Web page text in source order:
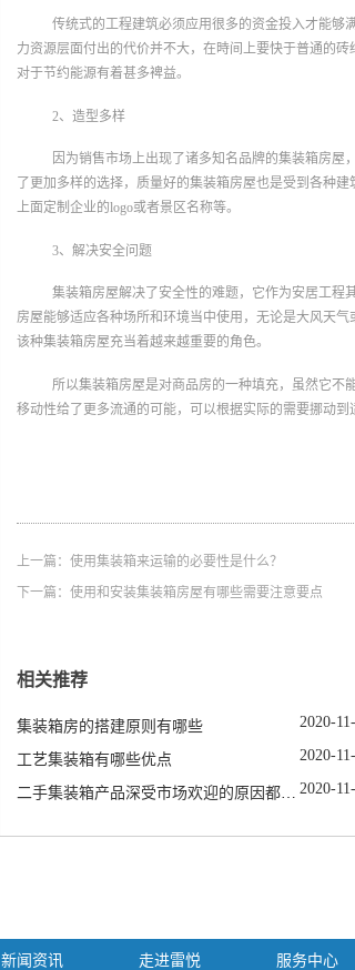
传统式的工程建筑必须应用很多的资金投入才能够
力资源层面付出的代价并不大，在時间上要快于普通的
对于节约能源有着甚多裨益。
2、造型多样
因为销售市场上出现了诸多知名品牌的集装箱房
了更加多样的选择，质量好的集装箱房屋也是受到各种
上面定制企业的logo或者景区名称等。
3、解决安全问题
集装箱房屋解决了安全性的难题，它作为安居工程
房屋能够适应各种场所和环境当中使用，无论是大风天
该种集装箱房屋充当着越来越重要的角色。
所以集装箱房屋是对商品房的一种填充，虽然它不
移动性给了更多流通的可能，可以根据实际的需要挪动
上一篇： 使用集装箱来运输的必要性是什么？
下一篇： 使用和安装集装箱房屋有哪些需要注意要点
相关推荐
集装箱房的搭建原则有哪些 2020-11-
工艺集装箱有哪些优点 2020-11-
二手集装箱产品深受市场欢迎的原因都有哪些 2020-11-
新闻资讯 走进雷悦 服务中心